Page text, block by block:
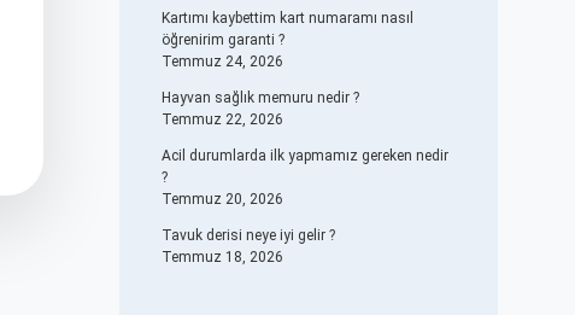
Kartımı kaybettim kart numaramı nasıl
öğrenirim garanti ?
Temmuz 24, 2026
Hayvan sağlık memuru nedir ?
Temmuz 22, 2026
Acil durumlarda ilk yapmamız gereken nedir
?
Temmuz 20, 2026
Tavuk derisi neye iyi gelir ?
Temmuz 18, 2026